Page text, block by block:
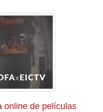
online de películas